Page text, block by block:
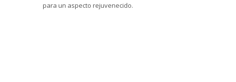
para un aspecto rejuvenecido.